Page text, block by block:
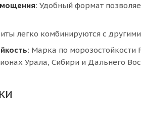
: Удобный формат
легко комбинируются с
: Марка по морозостойкости
Урала, Сибири и Дальнего